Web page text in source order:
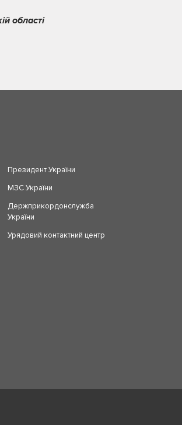
області
Президент України
МЗС України
Держприкордонслужба
України
Урядовий контактний центр